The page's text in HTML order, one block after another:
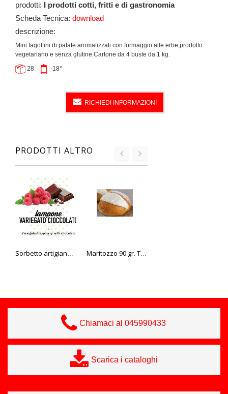
prodotti: I prodotti cotti, fritti e di gastronomia
Scheda Tecnica: download
descrizione:
Mini fagottini di patate aromatizzati con formaggio alle erbe;prodotto
vegetariano e senza glutine.Cartone da 4 buste da 1 kg.
28 -18°
RICHIEDI INFORMAZIONI
PRODOTTI ALTRO
Sorbetto artigianale al Lampone Variegato al Cioccolato 2,5 litri Maritozzo 90 gr. Tre Marie
Chiamaci al 045990433
Scarica i cataloghi